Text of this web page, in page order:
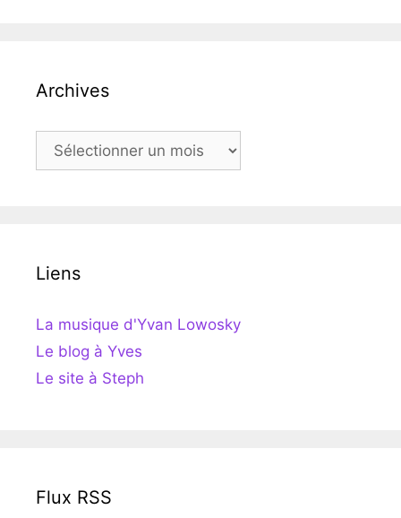
Archives
Archives
Liens
La musique d'Yvan Lowosky
Le blog à Yves
Le site à Steph
Flux RSS